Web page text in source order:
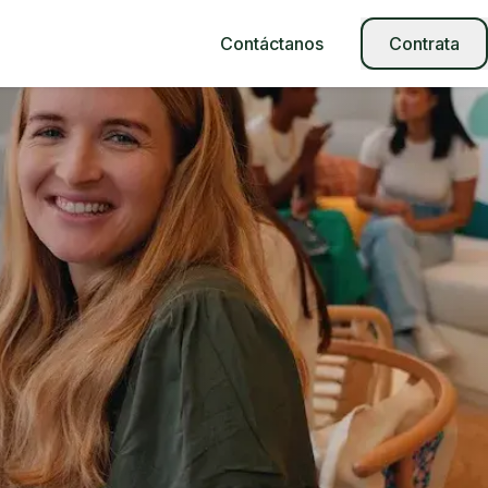
Contáctanos Contrata